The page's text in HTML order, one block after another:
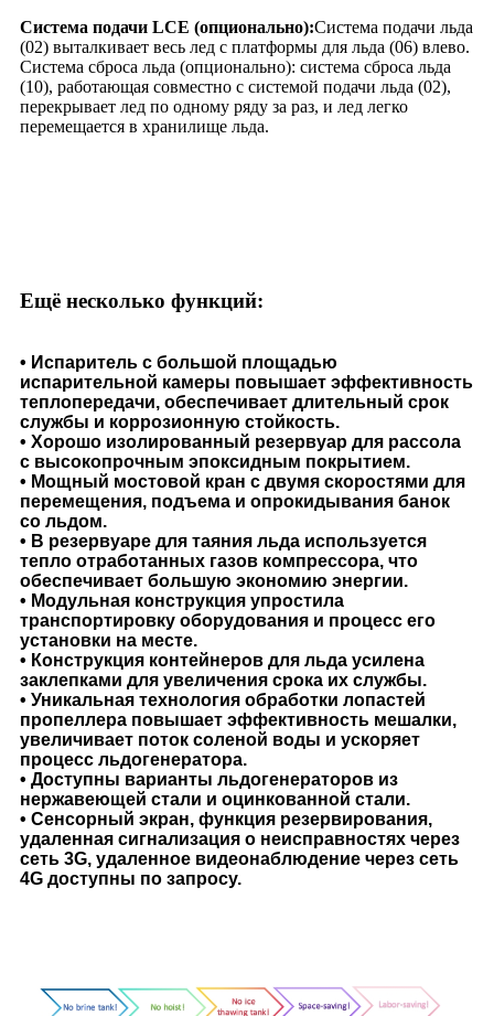
Система подачи LCE (опционально):Система подачи льда
(02) выталкивает весь лед с платформы для льда (06) влево.
Система сброса льда (опционально): система сброса льда
(10), работающая совместно с системой подачи льда (02),
перекрывает лед по одному ряду за раз, и лед легко
перемещается в хранилище льда.
Ещё несколько функций:
• Испаритель с большой площадью
испарительной камеры повышает эффективность
теплопередачи, обеспечивает длительный срок
службы и коррозионную стойкость.
• Хорошо изолированный резервуар для рассола
с высокопрочным эпоксидным покрытием.
• Мощный мостовой кран с двумя скоростями для
перемещения, подъема и опрокидывания банок
со льдом.
• В резервуаре для таяния льда используется
тепло отработанных газов компрессора, что
обеспечивает большую экономию энергии.
• Модульная конструкция упростила
транспортировку оборудования и процесс его
установки на месте.
• Конструкция контейнеров для льда усилена
заклепками для увеличения срока их службы.
• Уникальная технология обработки лопастей
пропеллера повышает эффективность мешалки,
увеличивает поток соленой воды и ускоряет
процесс льдогенератора.
• Доступны варианты льдогенераторов из
нержавеющей стали и оцинкованной стали.
• Сенсорный экран, функция резервирования,
удаленная сигнализация о неисправностях через
сеть 3G, удаленное видеонаблюдение через сеть
4G доступны по запросу.